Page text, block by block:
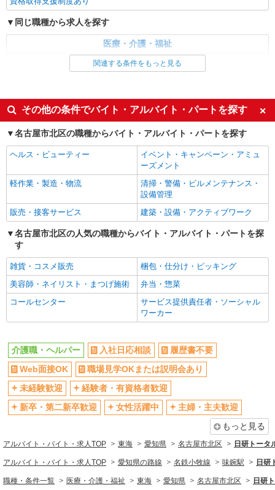
通費全支給(ガソリン代含む)＞
名古屋市北区
キープ 詳細を見る
綺麗な高齢者マンションの見守りスタッフ＠大
曽根駅近く
時給1500円〜2125円 ＜日払い有/週払い有/交
通費全支給(ガソリン代含む)＞
名古屋市北区｜他勤務地も提案可♪
キープ 詳細を見る
派遣社員
株式会社kotrio /●NG-H-2031021
へ＊サ高住
時給1500円〜2125円 ＜日払い有/週払い有/交
通費全支給(ガソリン代含む)＞
名古屋市北区
キープ 詳細を見る
派遣社員
株式会社kotrio /●NG-H-2029552
＜平安通＞デイサービスSTAFF＊16時退社も
OK！子育て世代活躍中
時給1500円〜2125円 ＜日払い有/週払い有/交
通費全支給(ガソリン代含む)＞
キープ 詳細を見る
正社員
同じ職種から求人を探す
医療・介護・福祉
未経験歓迎
ミドル（40代～）活躍中
週2～3日勤務OK
深夜
交通費支給
社会保険あり
関連する条件をもっと見る
その他の条件でバイト・アルバイト・パートを探す
名古屋市北区の職種からバイト・アルバイト・パートを探す
ヘルス・ビューティー
イベント・キャンペーン・アミュ
ーズメント
軽作業・製造・物流
清掃・警備・ビルメンテナンス・
設備管理
販売・接客サービス
建築・設備・アクティブワーク
名古屋市北区の人気の職種からバイト・アルバイト・パートを探
す
雑貨・コスメ販売
梱包・仕分け・ピッキング
美容師・ネイリスト・まつげ施術
弁当・惣菜
コールセンター
サービス提供責任者・ソーシャル
ワーカー
介護職・ヘルパー 入社日応相談
履歴書不要
Web面接OK
職場見学OKまたは説明会あり
未経験歓迎
経験者・有資格者歓迎
新卒・第二新卒歓迎
女性活躍中
主婦・主夫歓迎
もっと見る
アルバイト・バイト・求人TOP 東海 愛知県 名古屋市北区 日研トータ
アルバイト・バイト・求人TOP 愛知県の路線 名鉄小牧線 味鋺駅 日研
職種・条件一覧 医療・介護・福祉 東海 愛知県 名古屋市北区 日研